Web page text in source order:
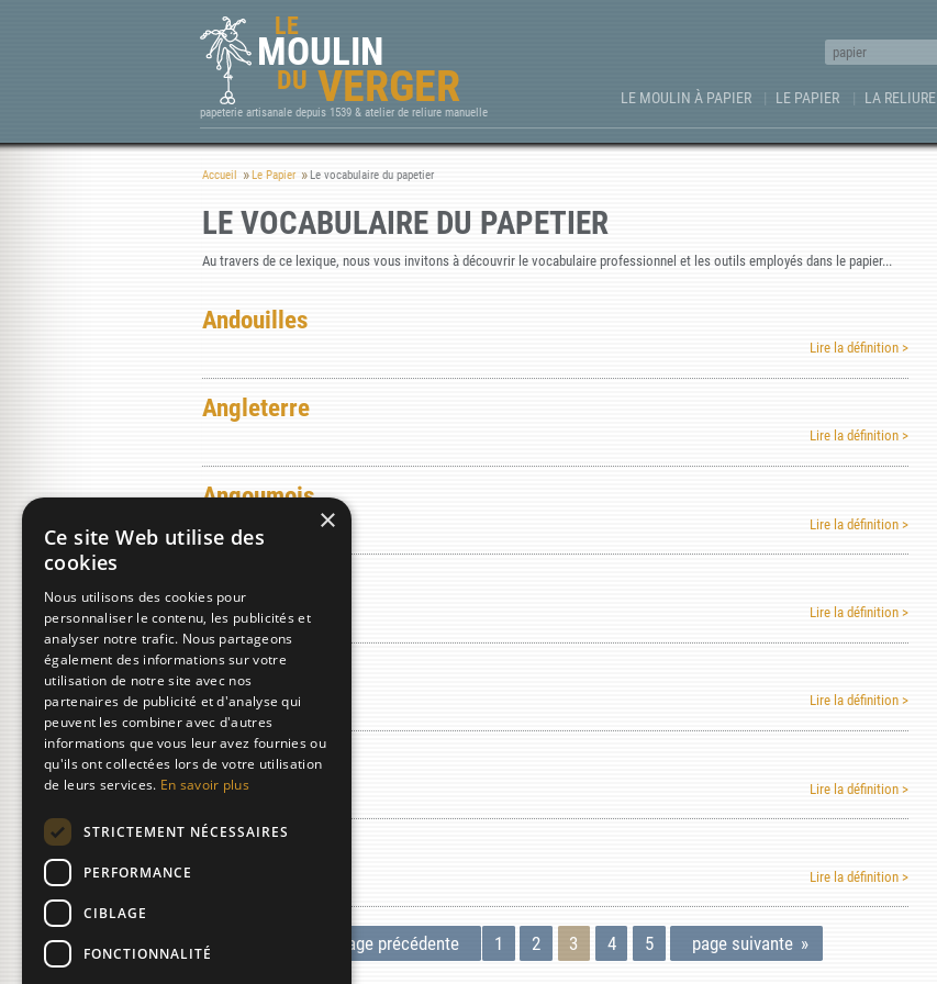
LE
MOULIN
DU VERGER
papeterie artisanale depuis 1539 & atelier de reliure manuelle
LE MOULIN À PAPIER LE PAPIER LA RELIURE
Accueil Le Papier Le vocabulaire du papetier
LE VOCABULAIRE DU PAPETIER
Au travers de ce lexique, nous vous invitons à découvrir le vocabulaire professionnel et les outils employés dans le papier...
Andouilles
Lire la définition >
Angleterre
Lire la définition >
Angoumois
Lire la définition >
Lire la définition >
Apocin
Lire la définition >
Apprentis
Lire la définition >
Lire la définition >
page précédente 1 2 3 4 5 page suivante »
×
Ce site Web utilise des
cookies
Nous utilisons des cookies pour
personnaliser le contenu, les publicités et
analyser notre trafic. Nous partageons
également des informations sur votre
utilisation de notre site avec nos
partenaires de publicité et d'analyse qui
peuvent les combiner avec d'autres
informations que vous leur avez fournies ou
qu'ils ont collectées lors de votre utilisation
de leurs services. En savoir plus
STRICTEMENT NÉCESSAIRES
PERFORMANCE
CIBLAGE
FONCTIONNALITÉ